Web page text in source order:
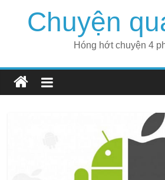
Chuyện
Hóng hớt chuyện 4